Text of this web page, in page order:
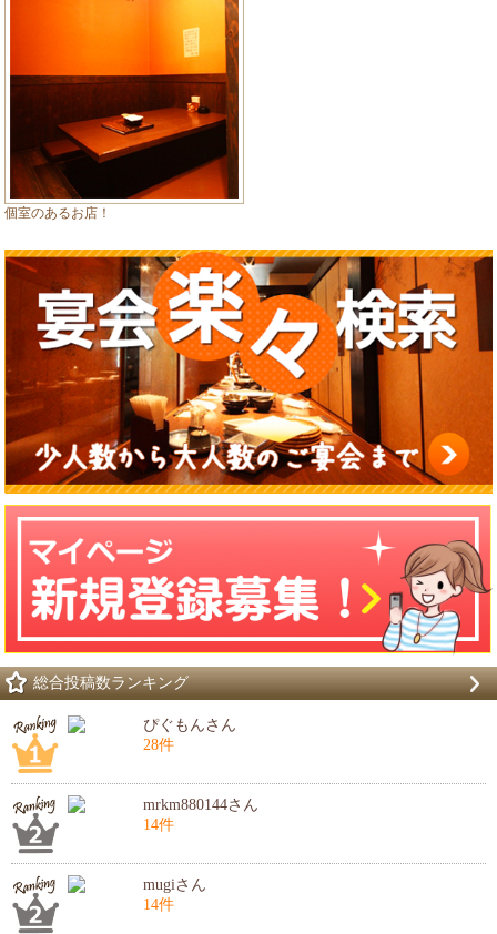
個室のあるお店！
総合投稿数ランキング
ぴぐもんさん
28件
mrkm880144さん
14件
mugiさん
14件